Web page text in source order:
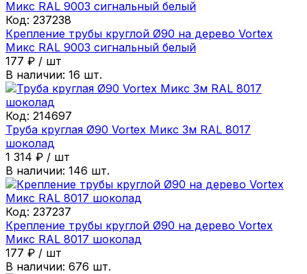
Код: 237238
Крепление трубы круглой Ø90 на дерево Vortex
Микс RAL 9003 сигнальный белый
177 ₽ / шт
В наличии: 16 шт.
Код: 214697
Труба круглая Ø90 Vortex Микс 3м RAL 8017
шоколад
1 314 ₽ / шт
В наличии: 146 шт.
Код: 237237
Крепление трубы круглой Ø90 на дерево Vortex
Микс RAL 8017 шоколад
177 ₽ / шт
В наличии: 676 шт.